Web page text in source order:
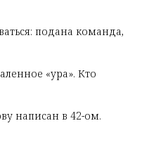
подана команда,
«ура». Кто
написан в 42-ом.